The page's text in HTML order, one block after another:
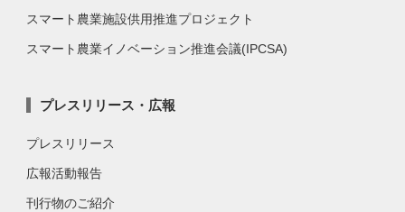
スマート農業施設供用推進プロジェクト
スマート農業イノベーション推進会議(IPCSA)
プレスリリース・広報
プレスリリース
広報活動報告
刊行物のご紹介